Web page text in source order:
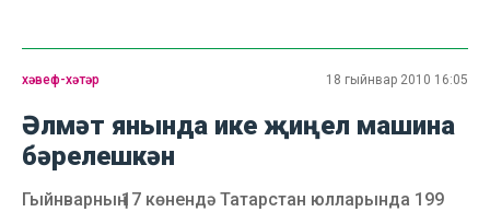
хәвеф-хәтәр 18 гыйнвар 2010 16:05
Әлмәт янында ике җиңел машина
бәрелешкән
Гыйнварның 17 көнендә Татарстан юлларында 199